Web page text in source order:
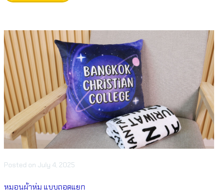
Posted on July 4, 2025
หมอนผ้าห่ม แบบถอดแยก